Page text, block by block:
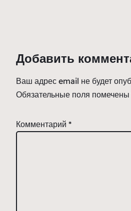
Добавить
Ваш адрес email не будет
Обязательные поля помечены
Комментарий *